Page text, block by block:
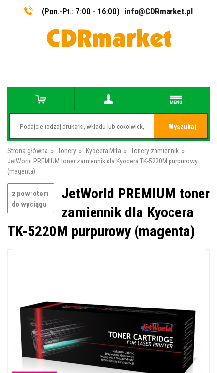
(Pon.-Pt.: 7:00 - 16:00) info@CDRmarket.pl
Wyszukaj
Strona główna » Tonery » Kyocera Mita » Tonery zamiennik »
JetWorld PREMIUM toner zamiennik dla Kyocera TK-5220M purpurowy
(magenta)
z powrotem
do wyciągu
JetWorld PREMIUM toner
zamiennik dla Kyocera
TK-5220M purpurowy (magenta)